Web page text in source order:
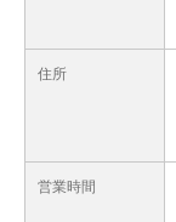
住所
営業時間